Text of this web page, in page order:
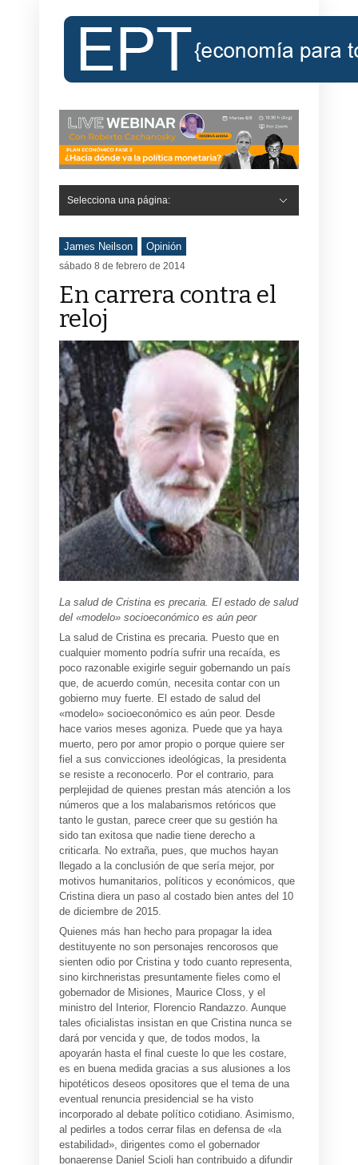
Selecciona una página:
James Neilson Opinión
sábado 8 de febrero de 2014
En carrera contra el
reloj
La salud de Cristina es precaria. El estado de salud
del «modelo» socioeconómico es aún peor
La salud de Cristina es precaria. Puesto que en
cualquier momento podría sufrir una recaída, es
poco razonable exigirle seguir gobernando un país
que, de acuerdo común, necesita contar con un
gobierno muy fuerte. El estado de salud del
«modelo» socioeconómico es aún peor. Desde
hace varios meses agoniza. Puede que ya haya
muerto, pero por amor propio o porque quiere ser
fiel a sus convicciones ideológicas, la presidenta
se resiste a reconocerlo. Por el contrario, para
perplejidad de quienes prestan más atención a los
números que a los malabarismos retóricos que
tanto le gustan, parece creer que su gestión ha
sido tan exitosa que nadie tiene derecho a
criticarla. No extraña, pues, que muchos hayan
llegado a la conclusión de que sería mejor, por
motivos humanitarios, políticos y económicos, que
Cristina diera un paso al costado bien antes del 10
de diciembre de 2015.
Quienes más han hecho para propagar la idea
destituyente no son personajes rencorosos que
sienten odio por Cristina y todo cuanto representa,
sino kirchneristas presuntamente fieles como el
gobernador de Misiones, Maurice Closs, y el
ministro del Interior, Florencio Randazzo. Aunque
tales oficialistas insistan en que Cristina nunca se
dará por vencida y que, de todos modos, la
apoyarán hasta el final cueste lo que les costare,
es en buena medida gracias a sus alusiones a los
hipotéticos deseos opositores que el tema de una
eventual renuncia presidencial se ha visto
incorporado al debate político cotidiano. Asimismo,
al pedirles a todos cerrar filas en defensa de «la
estabilidad», dirigentes como el gobernador
bonaerense Daniel Scioli han contribuido a difundir